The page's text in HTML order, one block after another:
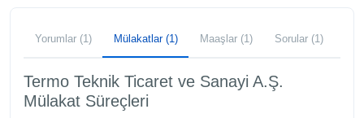
Yorumlar (1) Mülakatlar (1) Maaşlar (1) Sorular (1)
Termo Teknik Ticaret ve Sanayi A.Ş.
Mülakat Süreçleri